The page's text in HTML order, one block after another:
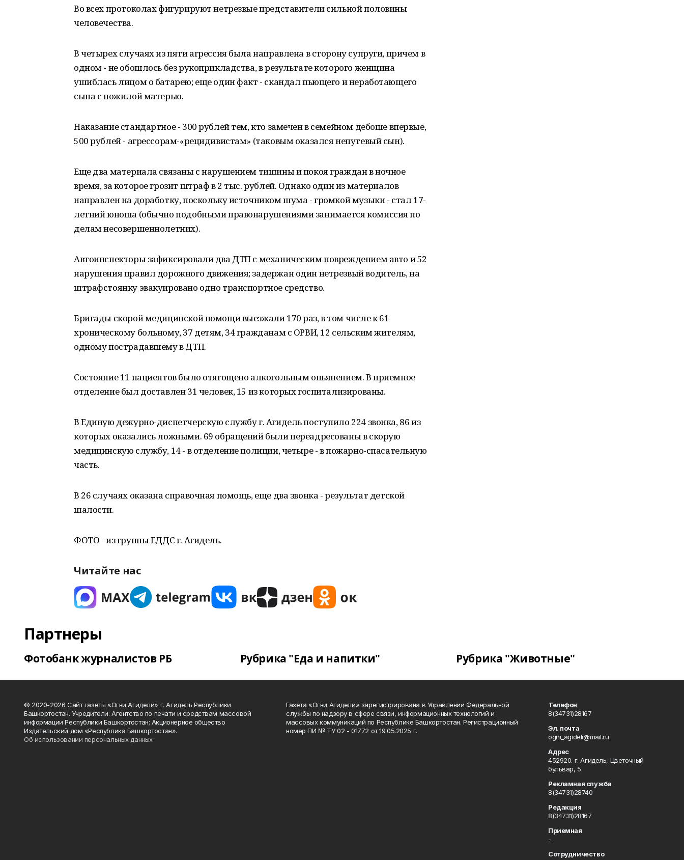
Во всех протоколах фигурируют нетрезвые представители сильной половины
человечества.
В четырех случаях из пяти агрессия была направлена в сторону супруги, причем в
одном - не обошлось без рукоприкладства, в результате которого женщина
ушиблась лицом о батарею; еще один факт - скандал пьющего и неработающего
сына с пожилой матерью.
Наказание стандартное - 300 рублей тем, кто замечен в семейном дебоше впервые,
500 рублей - агрессорам-«рецидивистам» (таковым оказался непутевый сын).
Еще два материала связаны с нарушением тишины и покоя граждан в ночное
время, за которое грозит штраф в 2 тыс. рублей. Однако один из материалов
направлен на доработку, поскольку источником шума - громкой музыки - стал 17-
летний юноша (обычно подобными правонарушениями занимается комиссия по
делам несовершеннолетних).
Автоинспекторы зафиксировали два ДТП с механическим повреждением авто и 52
нарушения правил дорожного движения; задержан один нетрезвый водитель, на
штрафстоянку эвакуировано одно транспортное средство.
Бригады скорой медицинской помощи выезжали 170 раз, в том числе к 61
хроническому больному, 37 детям, 34 гражданам с ОРВИ, 12 сельским жителям,
одному пострадавшему в ДТП.
Состояние 11 пациентов было отягощено алкогольным опьянением. В приемное
отделение был доставлен 31 человек, 15 из которых госпитализированы.
В Единую дежурно-диспетчерскую службу г. Агидель поступило 224 звонка, 86 из
которых оказались ложными. 69 обращений были переадресованы в скорую
медицинскую службу, 14 - в отделение полиции, четыре - в пожарно-спасательную
часть.
В 26 случаях оказана справочная помощь, еще два звонка - результат детской
шалости.
ФОТО - из группы ЕДДС г. Агидель.
Читайте нас
Партнеры
Фотобанк журналистов РБ Рубрика "Еда и напитки" Рубрика "Животные"
© 2020-2026 Сайт газеты «Огни Агидели» г. Агидель Республики
Башкортостан. Учредители: Агентство по печати и средствам массовой
информации Республики Башкортостан; Акционерное общество
Издательский дом «Республика Башкортостан».
Об использовании персональных данных
Газета «Огни Агидели» зарегистрирована в Управлении Федеральной
службы по надзору в сфере связи, информационных технологий и
массовых коммуникаций по Республике Башкортостан. Регистрационный
номер ПИ № ТУ 02 - 01772 от 19.05.2025 г.
Телефон
8(34731)28167
Эл. почта
ogni_agideli@mail.ru
Адрес
452920. г. Агидель, Цветочный
бульвар, 5.
Рекламная служба
8(34731)28740
Редакция
8(34731)28167
Приемная
-
Сотрудничество